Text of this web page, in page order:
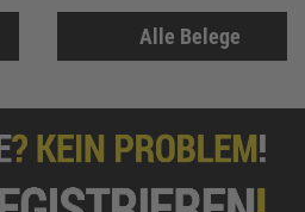
Alle Belege